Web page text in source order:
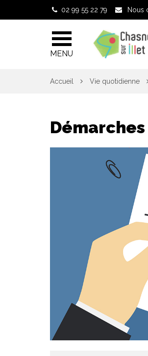
02 99 55 22 79 Nous
MENU
Accueil Vie quotidienne